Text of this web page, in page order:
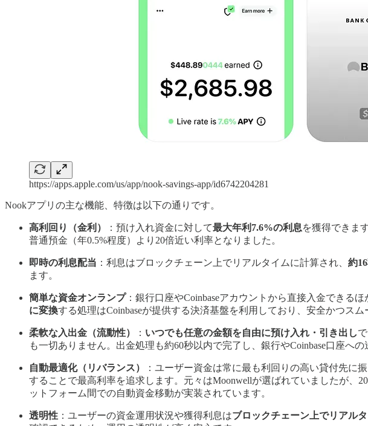
https://apps.apple.com/us/app/nook-savings-app/id6742204281
Nookアプリの主な機能、特徴は以下の通りです。
高利回り（金利） ：預け入れ資金に対して最大年利7.6%の利息を獲得できま
普通預金（年0.5%程度）より20倍近い利率となりました。
即時の利息配当 ：利息はブロックチェーン上でリアルタイムに計算され、 約
ます。
簡単な資金オンランプ：銀行口座やCoinbaseアカウントから直接入金できる
に変換する処理はCoinbaseが提供する決済基盤を利用しており、安全かつスム
柔軟な入出金（流動性） ： いつでも任意の金額を自由に預け入れ・引き出し
も一切ありません。出金処理も約60秒以内で完了し、銀行やCoinbase口座への
自動最適化（リバランス） ：ユーザー資金は常に最も利回りの高い貸付先に
することで最高利率を追求します。元々はMoonwellが選ばれていましたが、
ットフォーム間での自動資金移動が実装されています。
透明性 ：ユーザーの資金運用状況や獲得利息はブロックチェーン上でリアル